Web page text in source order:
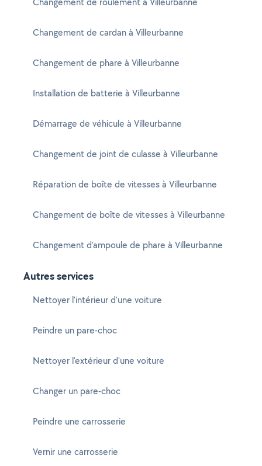
Changement de cardan à Villeurbanne
Changement de phare à Villeurbanne
Installation de batterie à Villeurbanne
Démarrage de véhicule à Villeurbanne
Changement de joint de culasse à Villeurbanne
Réparation de boîte de vitesses à Villeurbanne
Changement de boîte de vitesses à Villeurbanne
Changement d'ampoule de phare à Villeurbanne
Autres services
Nettoyer l'intérieur d'une voiture
Peindre un pare-choc
Nettoyer l'extérieur d'une voiture
Changer un pare-choc
Peindre une carrosserie
Vernir une carrosserie